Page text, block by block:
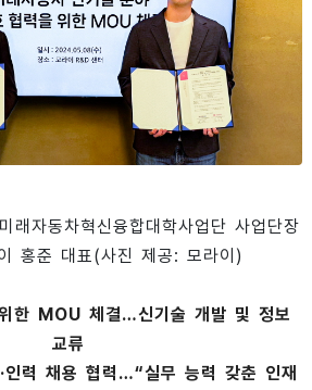
래자동차혁신융합대학사업단 사업단장
홍준 대표(사진 제공: 모라이)
한 MOU 체결…신기술 개발 및 정보
교류
인력 채용 협력…“실무 능력 갖춘 인재